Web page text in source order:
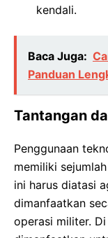
kendali.
Baca Juga:
Panduan
Tantangan
Penggunaan
memiliki
ini harus diatasi
dimanfaatkan
operasi militer.